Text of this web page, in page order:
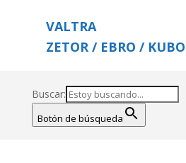
VALTRA
ZETOR / EBRO /
Buscar:
Botón de búsqueda